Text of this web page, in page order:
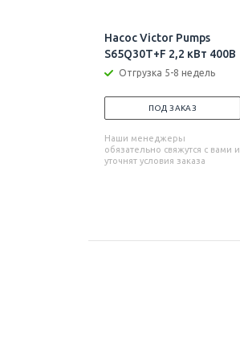
Насос Victor Pumps
S65Q30T+F 2,2 кВт 400В
Отгрузка 5-8 недель
ПОД ЗАКАЗ
Наши менеджеры
обязательно свяжутся с вами и
уточнят условия заказа